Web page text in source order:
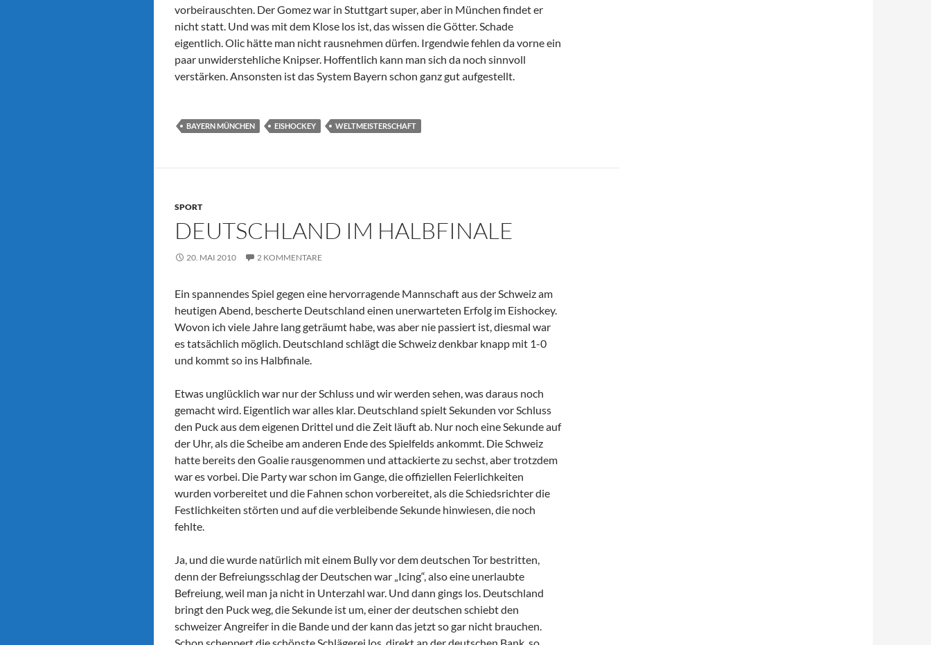
vorbeirauschten. Der Gomez war in Stuttgart super, aber in München findet er
nicht statt. Und was mit dem Klose los ist, das wissen die Götter. Schade
eigentlich. Olic hätte man nicht rausnehmen dürfen. Irgendwie fehlen da vorne ein
paar unwiderstehliche Knipser. Hoffentlich kann man sich da noch sinnvoll
verstärken. Ansonsten ist das System Bayern schon ganz gut aufgestellt.
BAYERN MÜNCHEN EISHOCKEY WELTMEISTERSCHAFT
SPORT
DEUTSCHLAND IM HALBFINALE
20. MAI 2010 2 KOMMENTARE
Ein spannendes Spiel gegen eine hervorragende Mannschaft aus der Schweiz am
heutigen Abend, bescherte Deutschland einen unerwarteten Erfolg im Eishockey.
Wovon ich viele Jahre lang geträumt habe, was aber nie passiert ist, diesmal war
es tatsächlich möglich. Deutschland schlägt die Schweiz denkbar knapp mit 1-0
und kommt so ins Halbfinale.
Etwas unglücklich war nur der Schluss und wir werden sehen, was daraus noch
gemacht wird. Eigentlich war alles klar. Deutschland spielt Sekunden vor Schluss
den Puck aus dem eigenen Drittel und die Zeit läuft ab. Nur noch eine Sekunde auf
der Uhr, als die Scheibe am anderen Ende des Spielfelds ankommt. Die Schweiz
hatte bereits den Goalie rausgenommen und attackierte zu sechst, aber trotzdem
war es vorbei. Die Party war schon im Gange, die offiziellen Feierlichkeiten
wurden vorbereitet und die Fahnen schon vorbereitet, als die Schiedsrichter die
Festlichkeiten störten und auf die verbleibende Sekunde hinwiesen, die noch
fehlte.
Ja, und die wurde natürlich mit einem Bully vor dem deutschen Tor bestritten,
denn der Befreiungsschlag der Deutschen war „Icing“, also eine unerlaubte
Befreiung, weil man ja nicht in Unterzahl war. Und dann gings los. Deutschland
bringt den Puck weg, die Sekunde ist um, einer der deutschen schiebt den
schweizer Angreifer in die Bande und der kann das jetzt so gar nicht brauchen.